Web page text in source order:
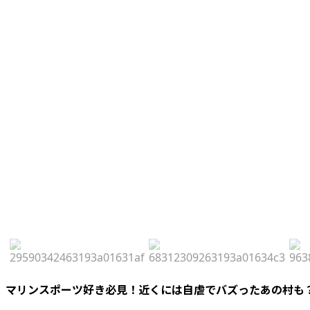
マリンスポーツ好き必見！近くには自虐でバズったあの村も